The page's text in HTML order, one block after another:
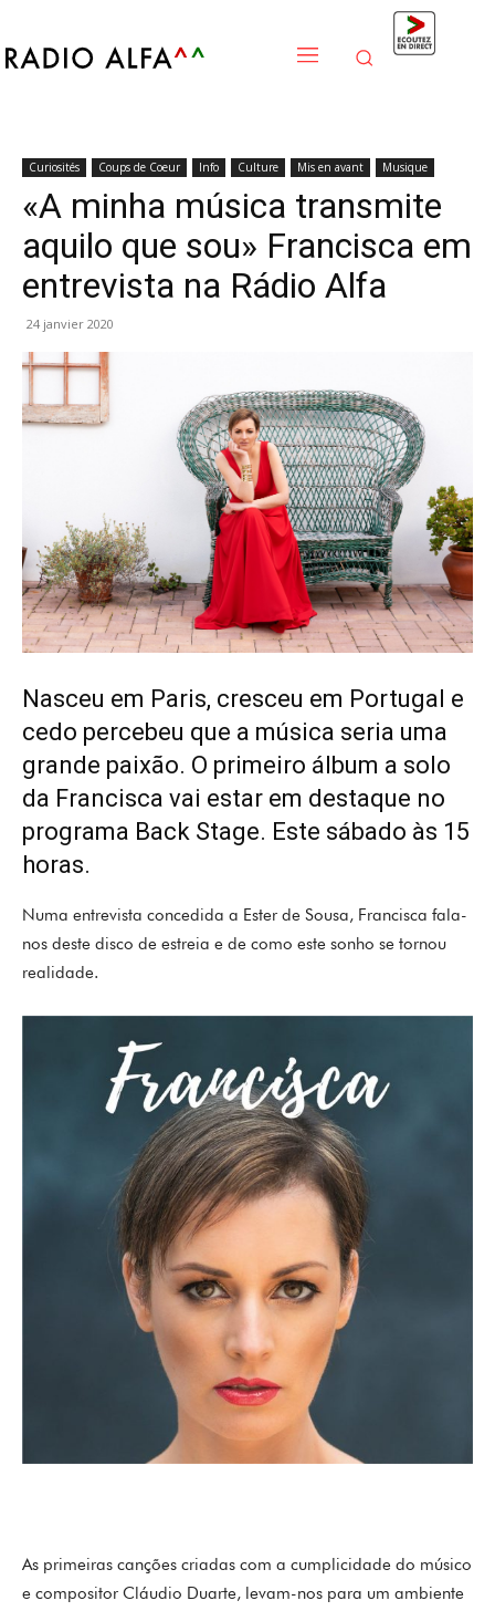
Curiosités Coups de Coeur Info Culture Mis en avant Musique
«A minha música transmite
aquilo que sou» Francisca em
entrevista na Rádio Alfa
24 janvier 2020
Nasceu em Paris, cresceu em Portugal e
cedo percebeu que a música seria uma
grande paixão. O primeiro álbum a solo
da Francisca vai estar em destaque no
programa Back Stage. Este sábado às 15
horas.
Numa entrevista concedida a Ester de Sousa, Francisca fala-
nos deste disco de estreia e de como este sonho se tornou
realidade.
As primeiras canções criadas com a cumplicidade do músico
e compositor Cláudio Duarte, levam-nos para um ambiente